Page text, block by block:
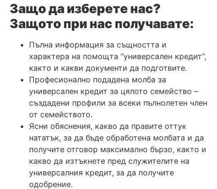
Защо да изберете нас?
Защото при нас получавате:
Пълна информация за същността и
характера на помощта “универсален кредит“,
както и какви документи да подготвите.
Професионално подадена молба за
универсален кредит за цялото семейство –
създадени профили за всеки пълнолетен член
от семейството.
Ясни обяснения, какво да правите оттук
нататък, за да бъде обработена молбата и да
получите отговор максимално бързо, както и
какво да изтъкнете пред служителите на
универсалния кредит, за да получите
одобрение.